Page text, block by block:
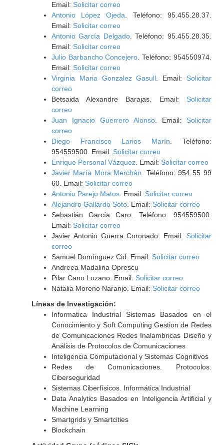
Email: Solicitar correo
Antonio López Ojeda . Teléfono: 95.455.28.37.
Email: Solicitar correo
Antonio García Delgado. Teléfono: 95.455.28.35.
Email: Solicitar correo
Julio Barbancho Concejero . Teléfono: 954550974.
Email: Solicitar correo
Virginia Maria Gonzalez Gasull . Email: Solicitar
correo
Betsaida Alexandre Barajas. Email: Solicitar
correo
Juan Ignacio Guerrero Alonso. Email: Solicitar
correo
Diego Francisco Larios Marín . Teléfono:
954559500. Email: Solicitar correo
Enrique Personal Vázquez. Email: Solicitar correo
Javier María Mora Merchán . Teléfono: 954 55 99
60. Email: Solicitar correo
Antonio Parejo Matos. Email: Solicitar correo
Alejandro Gallardo Soto. Email: Solicitar correo
Sebastián García Caro. Teléfono: 954559500.
Email: Solicitar correo
Javier Antonio Guerra Coronado. Email: Solicitar
correo
Samuel Domínguez Cid. Email: Solicitar correo
Andreea Madalina Oprescu
Pilar Cano Lozano. Email: Solicitar correo
Natalia Moreno Naranjo. Email: Solicitar correo
Líneas de Investigación:
Informatica Industrial Sistemas Basados en el
Conocimiento y Soft Computing Gestion de Redes
de Comunicaciones Redes Inalambricas Diseño y
Análisis de Protocolos de Comunicaciones
Inteligencia Computacional y Sistemas Cognitivos
Redes de Comunicaciones. Protocolos.
Ciberseguridad
Sistemas Ciberfísicos. Informática Industrial
Data Analytics Basados en Inteligencia Artificial y
Machine Learning
Smartgrids y Smartcities
Blockchain